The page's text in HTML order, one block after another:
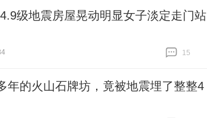
级地震房屋晃动明显女子淡定走门站
15
年的火山石牌坊，竟被地震埋了整整4